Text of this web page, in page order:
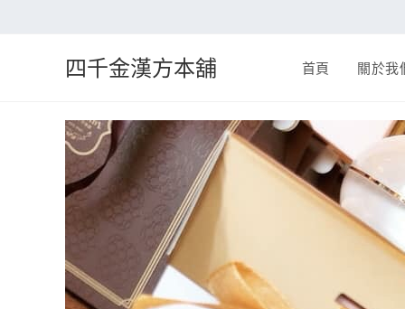
四千金漢方本舖 首頁 關於我